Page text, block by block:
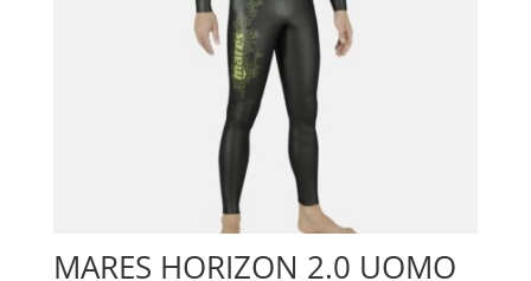
MARES HORIZON 2.0 UOMO